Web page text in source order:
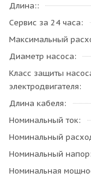
Длина:
Сервис за 24 часа
Максимальный
Диаметр насоса
Класс защиты
электродвигателя
Длина кабеля
Номинальный ток
Номинальный
Номинальный напор
Номинальная